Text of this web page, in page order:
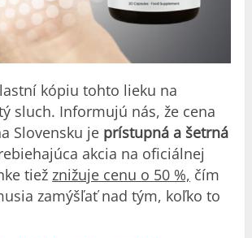
kópiu tohto lieku na
sluch. Informujú nás, že cena
Slovensku je prístupná a šetrná
akcia na oficiálnej
tiež znižuje cenu o 50 %, čím
zamýšľať nad tým, koľko to